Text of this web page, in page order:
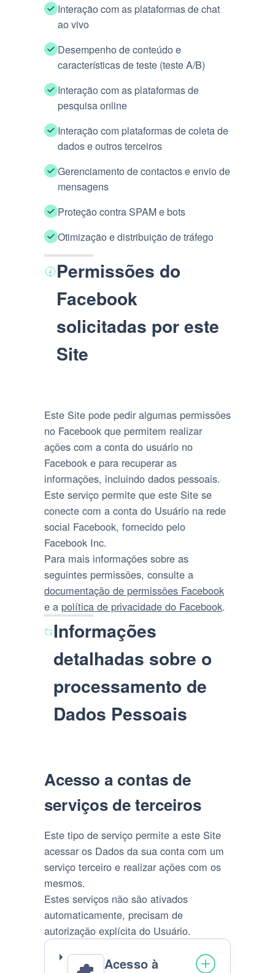
Interação com as plataformas de chat
ao vivo
Desempenho de conteúdo e
características de teste (teste A/B)
Interação com as plataformas de
pesquisa online
Interação com plataformas de coleta de
dados e outros terceiros
Gerenciamento de contactos e envio de
mensagens
Proteção contra SPAM e bots
Otimização e distribuição de tráfego
Permissões do
Facebook
solicitadas por este
Site
Este Site pode pedir algumas permissões
no Facebook que permitem realizar
ações com a conta do usuário no
Facebook e para recuperar as
informações, incluindo dados pessoais.
Este serviço permite que este Site se
conecte com a conta do Usuário na rede
social Facebook, fornecido pelo
Facebook Inc.
Para mais informações sobre as
seguintes permissões, consulte a
documentação de permissões Facebook
e a política de privacidade do Facebook.
Informações
detalhadas sobre o
processamento de
Dados Pessoais
Acesso a contas de
serviços de terceiros
Este tipo de serviço permite a este Site
acessar os Dados da sua conta com um
serviço terceiro e realizar ações com os
mesmos.
Estes serviços não são ativados
automaticamente, precisam de
autorização explícita do Usuário.
Acesso à